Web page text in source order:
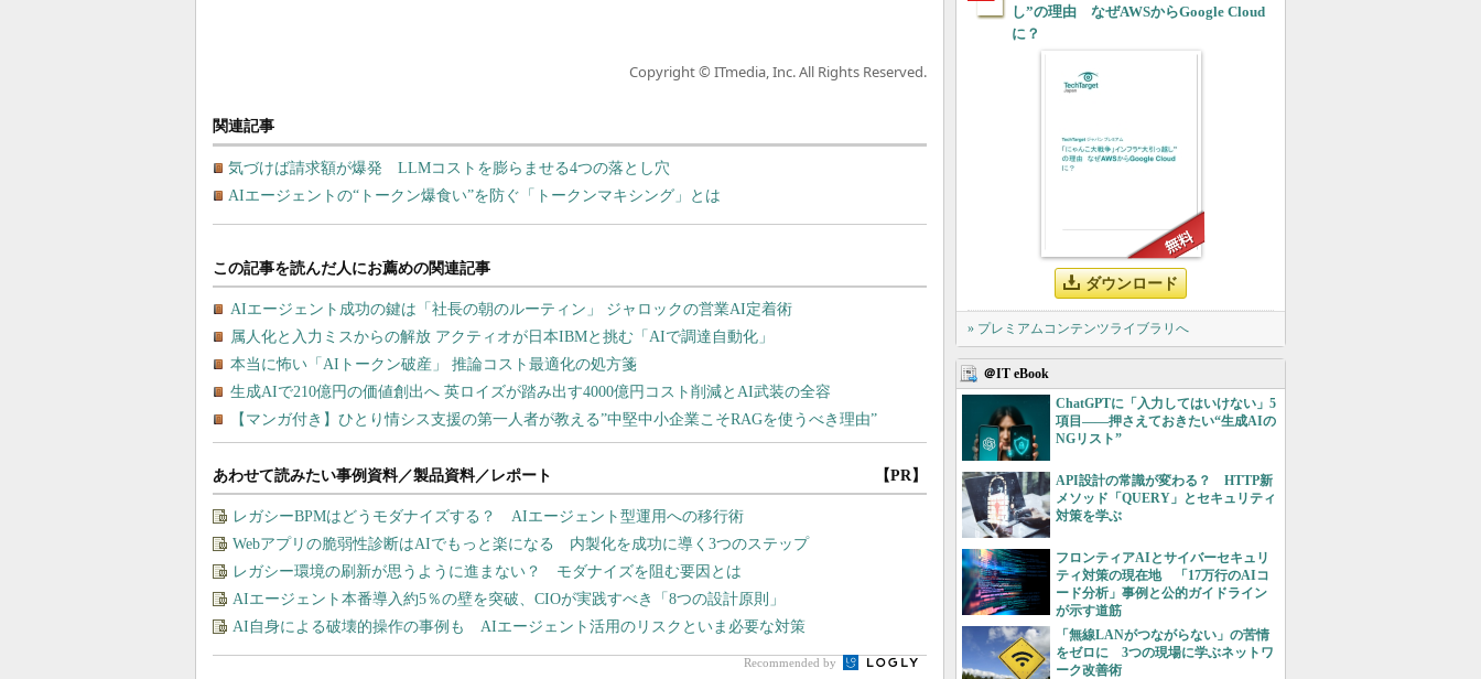
Copyright © ITmedia, Inc. All Rights Reserved.
関連記事
気づけば請求額が爆発 LLMコストを膨らませる4つの落とし穴
AIエージェントの“トークン爆食い”を防ぐ「トークンマキシング」とは
あわせて読みたい事例資料／製品資料／レポート 【PR】
レガシーBPMはどうモダナイズする？ AIエージェント型運用への移行術
Webアプリの脆弱性診断はAIでもっと楽になる 内製化を成功に導く3つのステップ
レガシー環境の刷新が思うように進まない？ モダナイズを阻む要因とは
AIエージェント本番導入約5％の壁を突破、CIOが実践すべき「8つの設計原則」
AI自身による破壊的操作の事例も AIエージェント活用のリスクといま必要な対策
Recommended by
し”の理由 なぜAWSからGoogle Cloud
に？
ダウンロード
» プレミアムコンテンツライブラリへ
＠IT eBook
ChatGPTに「入力してはいけない」5
項目――押さえておきたい“生成AIの
NGリスト”
API設計の常識が変わる？ HTTP新
メソッド「QUERY」とセキュリティ
対策を学ぶ
フロンティアAIとサイバーセキュリ
ティ対策の現在地 「17万行のAIコ
ード分析」事例と公的ガイドライン
が示す道筋
「無線LANがつながらない」の苦情
をゼロに 3つの現場に学ぶネットワ
ーク改善術